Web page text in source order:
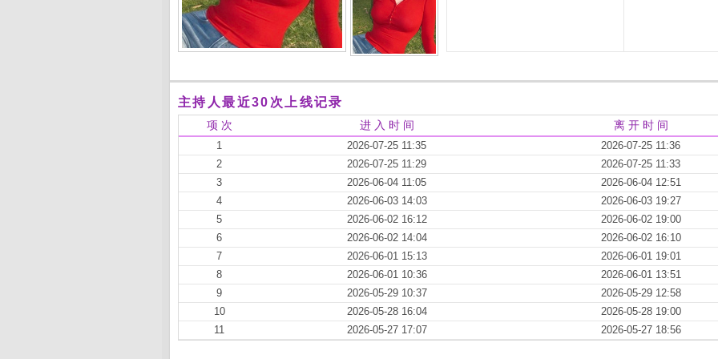
主持人最近30次上线记录
项 次 进 入 时 间 离 开 时 间
1 2026-07-25 11:35
2026-07-25 11:36
2
2026-07-25 11:29
2026-07-25 11:33
3
2026-06-04 11:05
2026-06-04 12:51
4
2026-06-03 14:03
2026-06-03 19:27
5
2026-06-02 16:12
2026-06-02 19:00
6
2026-06-02 14:04
2026-06-02 16:10
7
2026-06-01 15:13
2026-06-01 19:01
8
2026-06-01 10:36
2026-06-01 13:51
9
2026-05-29 10:37
2026-05-29 12:58
10
2026-05-28 16:04
2026-05-28 19:00
11
2026-05-27 17:07 2026-05-27 18:56